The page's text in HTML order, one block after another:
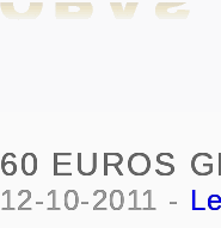
60 EUROS
12-10-2011 -